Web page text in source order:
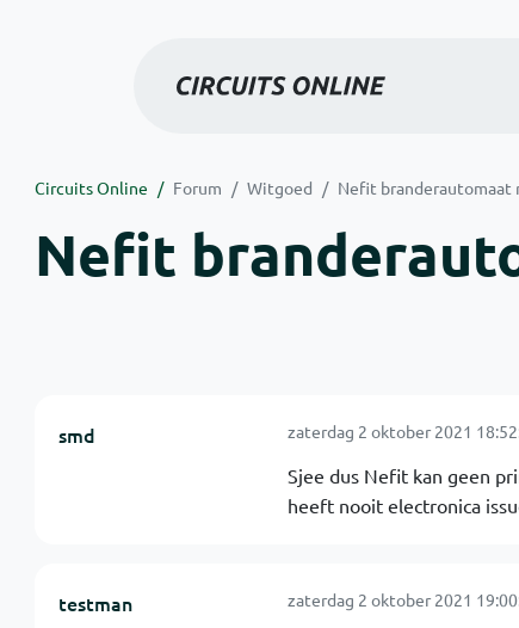
Circuits Online Forum Witgoed Nefit branderautomaat
Nefit
smd zaterdag 2 oktober 2021
Sjee dus Nefit kan geen
heeft nooit electronica
testman zaterdag 2 oktober 2021